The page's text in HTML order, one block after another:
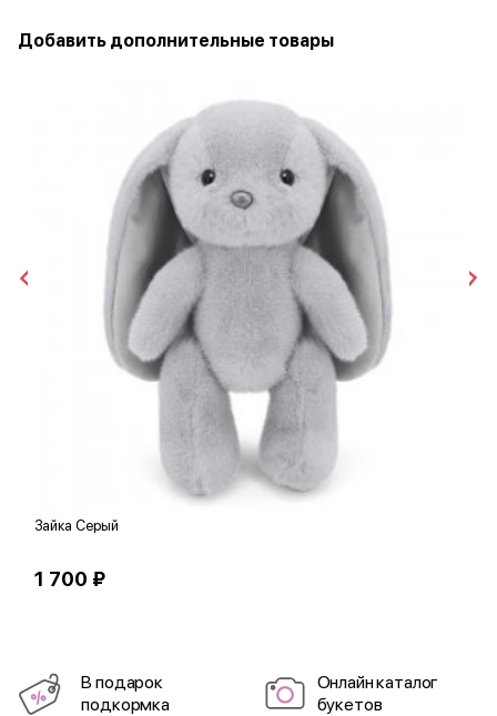
Добавить дополнительные товары
Зайка Серый
1 700 ₽
В подарок
подкормка
Онлайн каталог
букетов